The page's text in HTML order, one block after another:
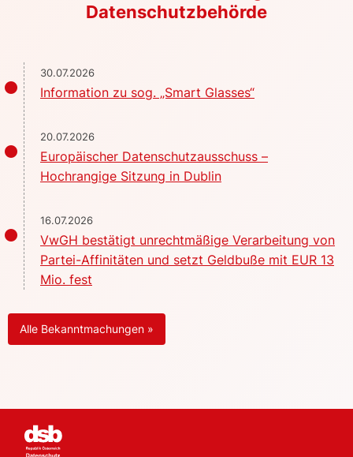
Datenschutzbehörde
30.07.2026
Information zu sog. „Smart Glasses“
20.07.2026
Europäischer Datenschutzausschuss –
Hochrangige Sitzung in Dublin
16.07.2026
VwGH bestätigt unrechtmäßige Verarbeitung von
Partei-Affinitäten und setzt Geldbuße mit EUR 13
Mio. fest
Alle Bekanntmachungen »